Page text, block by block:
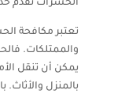
الحشرات تقدم
تعتبر مكافحة
والممتلكات.
يمكن أن تنقل
بالمنزل والأثاث.